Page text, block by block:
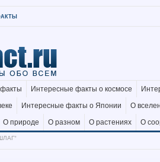
Интересные факты о космосе
Интересные факты о Японии
О
О природе О разном О растениях
О